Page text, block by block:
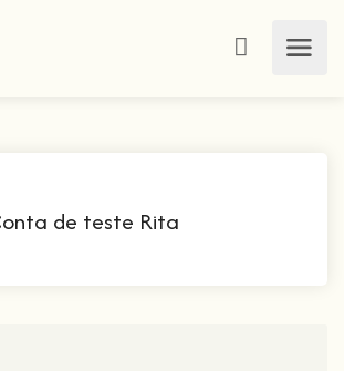
de teste Rita